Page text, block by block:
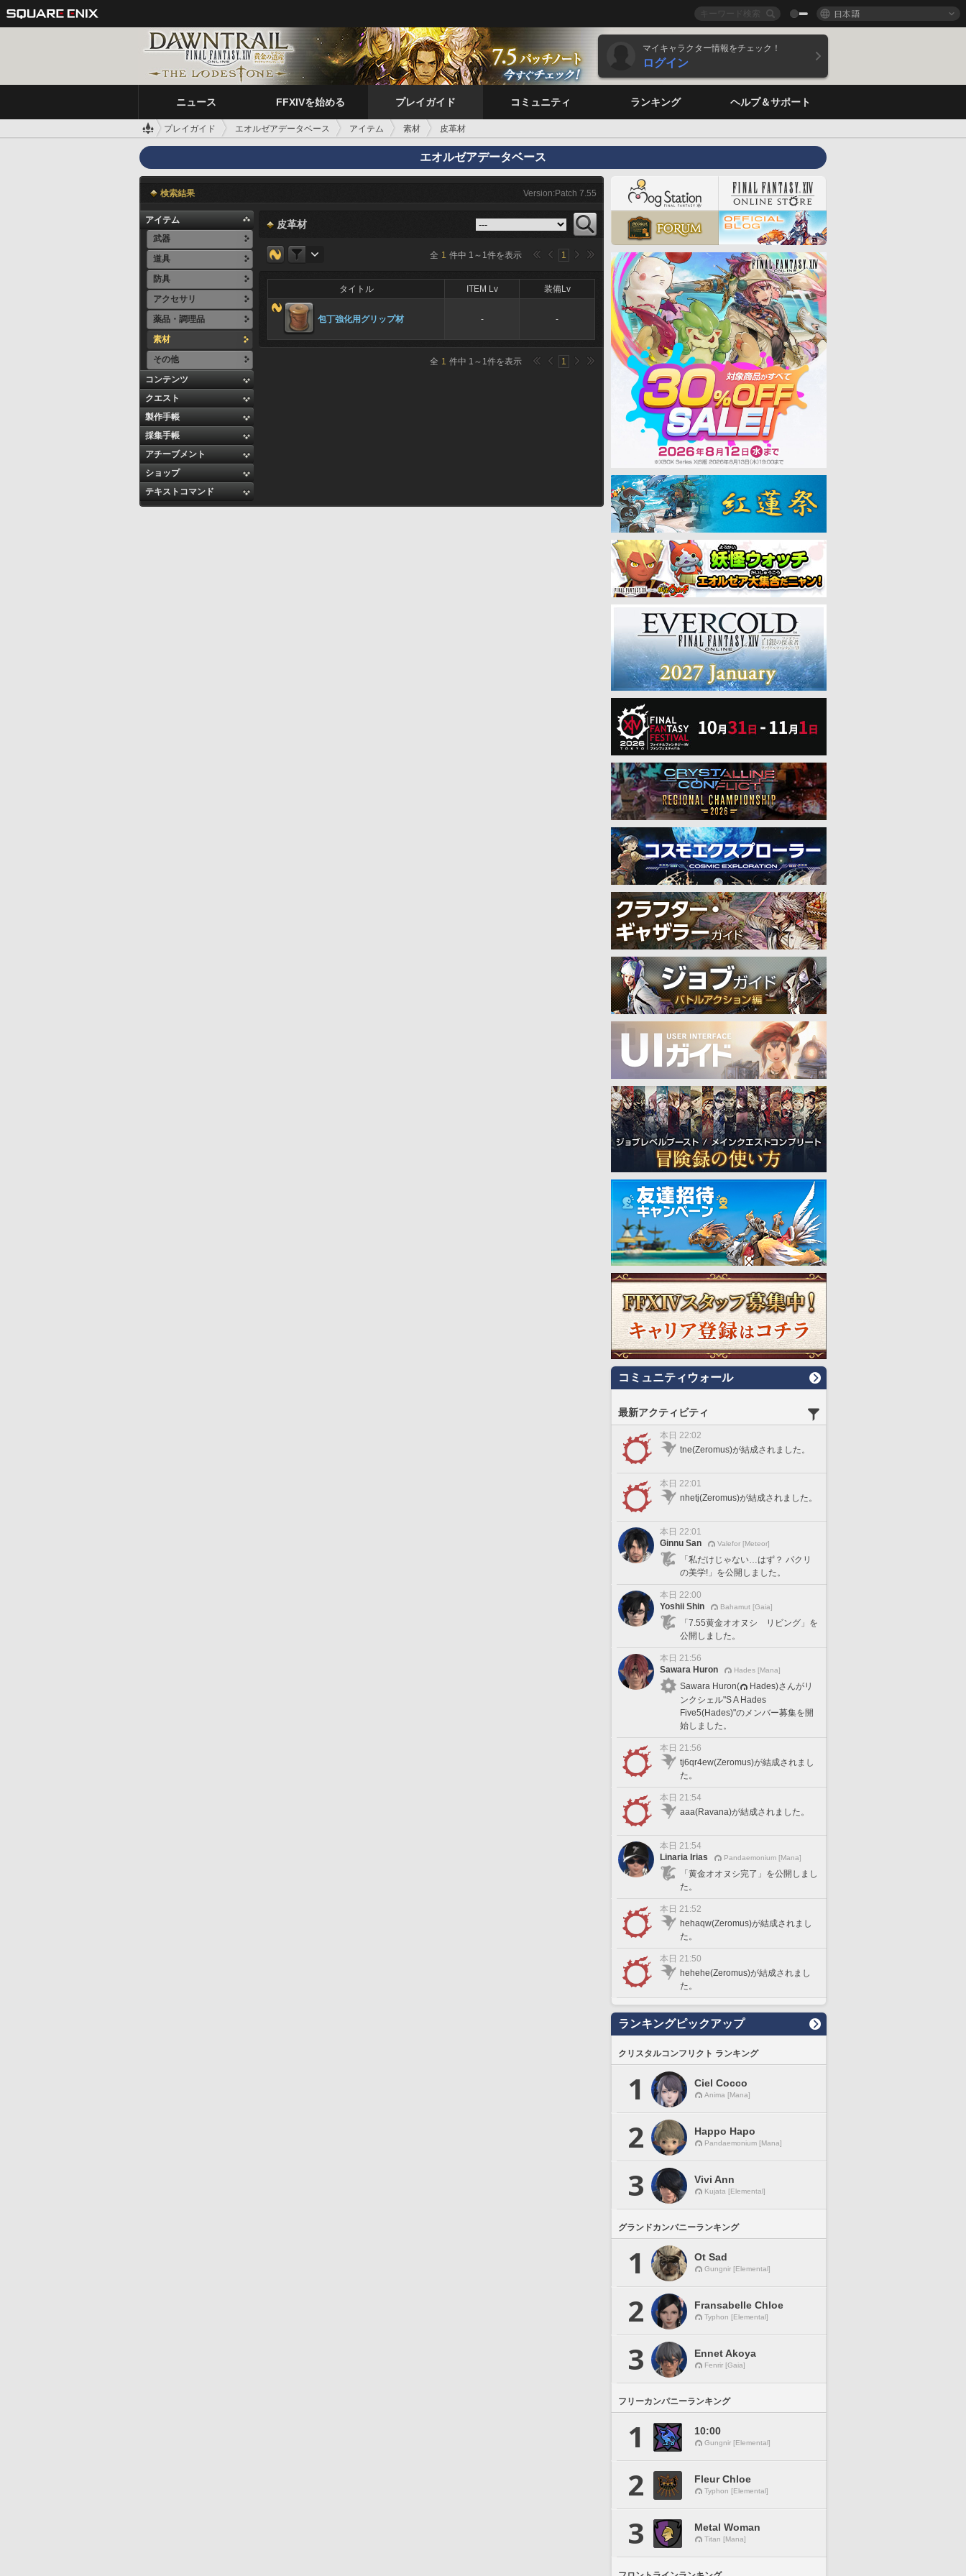
日本語
マイキャラクター情報をチェック！
ログイン
ニュース FFXIVを始める プレイガイド コミュニティ ランキング ヘルプ＆サポート
プレイガイド エオルゼアデータベース アイテム 素材 皮革材
エオルゼアデータベース
検索結果 Version:Patch 7.55
アイテム
武器
道具
防具
アクセサリ
薬品・調理品
素材
その他
コンテンツ
クエスト
製作手帳
採集手帳
アチーブメント
ショップ
テキストコマンド
皮革材
全 1 件中 1 ～ 1件を表示 1
タイトル ITEM Lv 装備Lv
包丁強化用グリップ材 - -
全 1 件中 1 ～ 1件を表示 1
コミュニティウォール
最新アクティビティ
本日 22:02
tne(Zeromus)が結成されました。
本日 22:01
nhetj(Zeromus)が結成されました。
本日 22:01
Ginnu San
Valefor [Meteor]
「私だけじゃない…はず？ パクリ
の美学!」を公開しました。
本日 22:00
Yoshii Shin
Bahamut [Gaia]
「7.55黄金オオヌシ リビング」を
公開しました。
本日 21:56
Sawara Huron
Hades [Mana]
Sawara Huron(
Hades)さんがリ
ンクシェル"S A Hades
Five5(Hades)"のメンバー募集を開
始しました。
本日 21:56
tj6qr4ew(Zeromus)が結成されまし
た。
本日 21:54
aaa(Ravana)が結成されました。
本日 21:54
Linaria Irias
Pandaemonium [Mana]
「黄金オオヌシ完了」を公開しまし
た。
本日 21:52
hehaqw(Zeromus)が結成されまし
た。
本日 21:50
hehehe(Zeromus)が結成されまし
た。
ランキングピックアップ
クリスタルコンフリクト ランキング
1 Ciel Cocco
Anima [Mana]
2 Happo Hapo
Pandaemonium [Mana]
3 Vivi Ann
Kujata [Elemental]
グランドカンパニーランキング
1 Ot Sad
Gungnir [Elemental]
2 Fransabelle Chloe
Typhon [Elemental]
3 Ennet Akoya
Fenrir [Gaia]
フリーカンパニーランキング
1 10:00
Gungnir [Elemental]
2 Fleur Chloe
Typhon [Elemental]
3 Metal Woman
Titan [Mana]